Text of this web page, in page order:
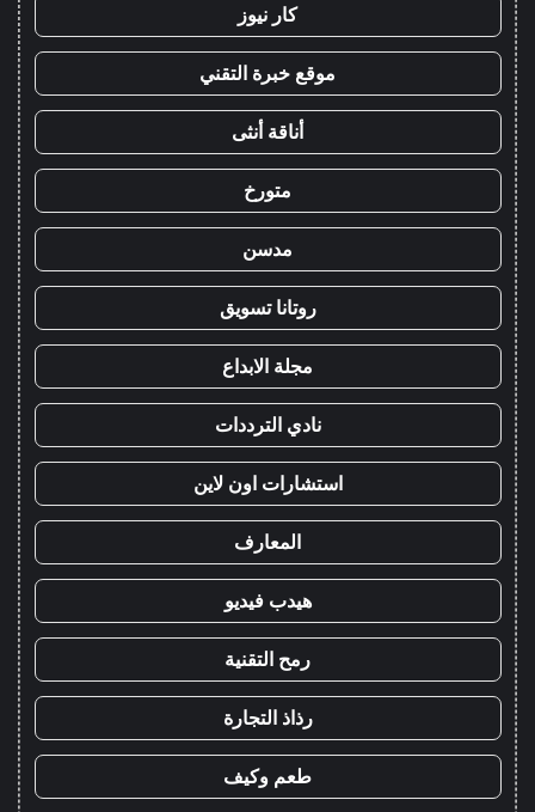
كار نيوز
موقع خبرة التقني
أناقة أنثى
متورخ
مدسن
روتانا تسويق
مجلة الابداع
نادي الترددات
استشارات اون لاين
المعارف
هيدب فيديو
رمح التقنية
رذاذ التجارة
طعم وكيف